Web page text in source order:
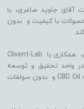
جاوید صاغری، با
با کیفیت و بدون
ما با بهره گیری از سلول های بنیادی گیاهی، همکاری با Clivent-Lab
واحد تحقیق و توسعه
(R&D)، فرمولاسیون منحصر به فردی بر پایه CBD Oil و بدون سولفات